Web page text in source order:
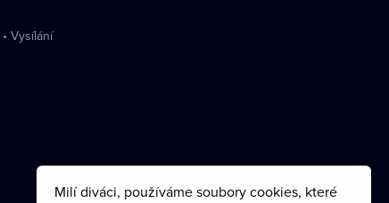
• Vysílání
Milí diváci, používáme soubory cookies, které